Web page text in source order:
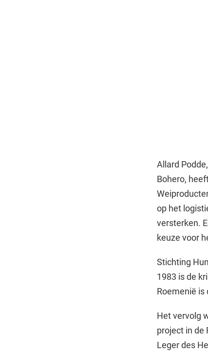
Allard
Bohero,
op het
versterken.
keuze voor
Stichting
1983 is de
Roemenië is
Het vervolg
project in de
Leger des